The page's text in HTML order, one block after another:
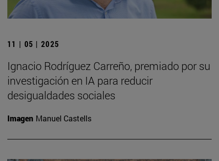
11 | 05 | 2025
Ignacio Rodríguez Carreño, premiado por su
investigación en IA para reducir
desigualdades sociales
Imagen Manuel Castells